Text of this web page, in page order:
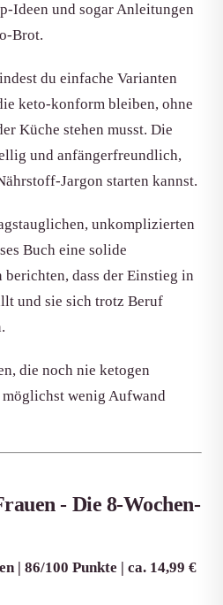
Ideen und sogar Anleitungen
Brot.
du einfache Varianten
keto-konform bleiben, ohne
Küche stehen musst. Die
und anfängerfreundlich,
Jargon starten kannst.
unkomplizierten
Buch eine solide
dass der Einstieg in
und sie sich trotz Beruf
die noch nie ketogen
möglichst wenig Aufwand
- Die 8-Wochen-
| 86/100 Punkte | ca. 14,99 €